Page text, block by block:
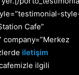
Cafe”
company=”Merkez
iletişim
ilgili